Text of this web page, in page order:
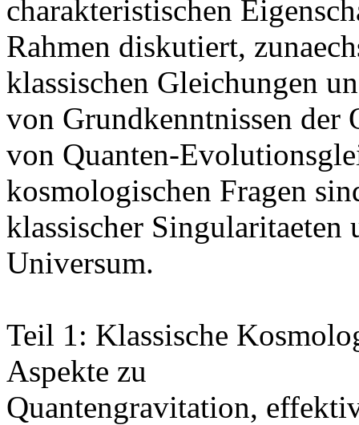
charakteristischen
Rahmen diskutiert,
klassischen Gleichungen
von Grundkenntnissen der
von Quanten-
kosmologischen Fragen
klassischer
Universum.
Teil 1: Klassische
Aspekte zu
Quantengravitation,